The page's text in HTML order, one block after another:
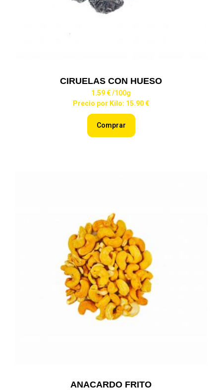
CIRUELAS CON HUESO
1.59 €/100g
Precio por Kilo: 15.90 €
Comprar
ANACARDO FRITO